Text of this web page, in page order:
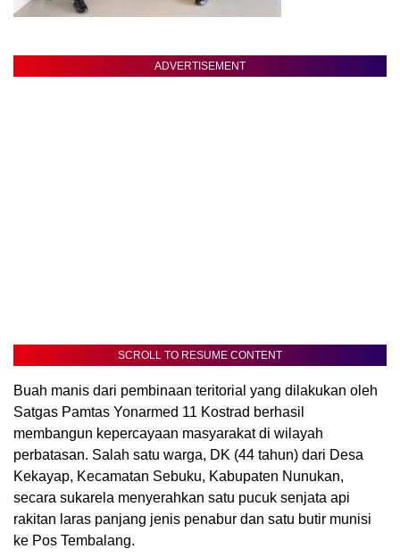
ADVERTISEMENT
SCROLL TO RESUME CONTENT
Buah manis dari pembinaan teritorial yang dilakukan oleh
Satgas Pamtas Yonarmed 11 Kostrad berhasil
membangun kepercayaan masyarakat di wilayah
perbatasan. Salah satu warga, DK (44 tahun) dari Desa
Kekayap, Kecamatan Sebuku, Kabupaten Nunukan,
secara sukarela menyerahkan satu pucuk senjata api
rakitan laras panjang jenis penabur dan satu butir munisi
ke Pos Tembalang.